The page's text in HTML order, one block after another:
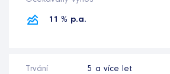
11 % p.a.
Trvání 5 a více let